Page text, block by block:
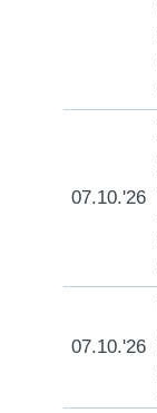
07.10.'26
07.10.'26